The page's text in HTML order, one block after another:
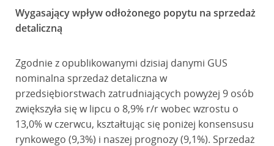
Wygasający wpływ odłożonego popytu na sprzedaż
detaliczną
Zgodnie z opublikowanymi dzisiaj danymi GUS
nominalna sprzedaż detaliczna w
przedsiębiorstwach zatrudniających powyżej 9 osób
zwiększyła się w lipcu o 8,9% r/r wobec wzrostu o
13,0% w czerwcu, kształtując się poniżej konsensusu
rynkowego (9,3%) i naszej prognozy (9,1%). Sprzedaż